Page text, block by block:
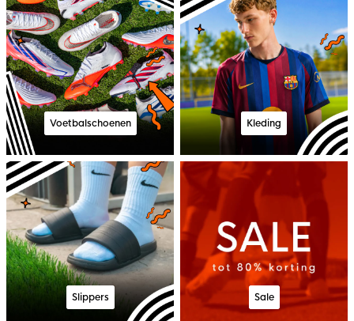
Voetbalschoenen Kleding
Slippers Sale